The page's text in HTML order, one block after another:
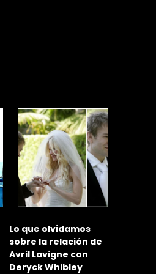
Lo que olvidamos
sobre la relación de
Avril Lavigne con
Deryck Whibley